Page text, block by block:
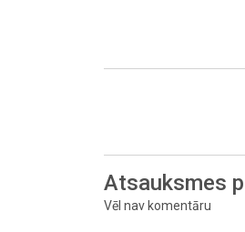
Atsauksmes
Vēl nav komentāru